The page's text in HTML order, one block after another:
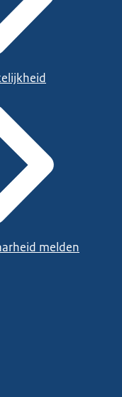
melden